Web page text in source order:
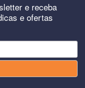
e receba
e ofertas